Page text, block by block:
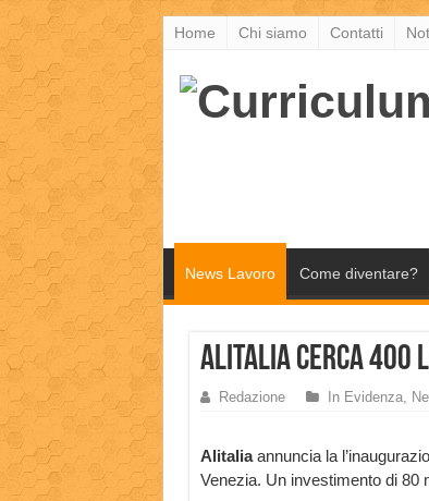
Home Chi siamo Contatti
News Lavoro Come diventare?
Alitalia cerca 400
Redazione In Evidenza,
Alitaliaannuncia la
Venezia. Un investimento di 80